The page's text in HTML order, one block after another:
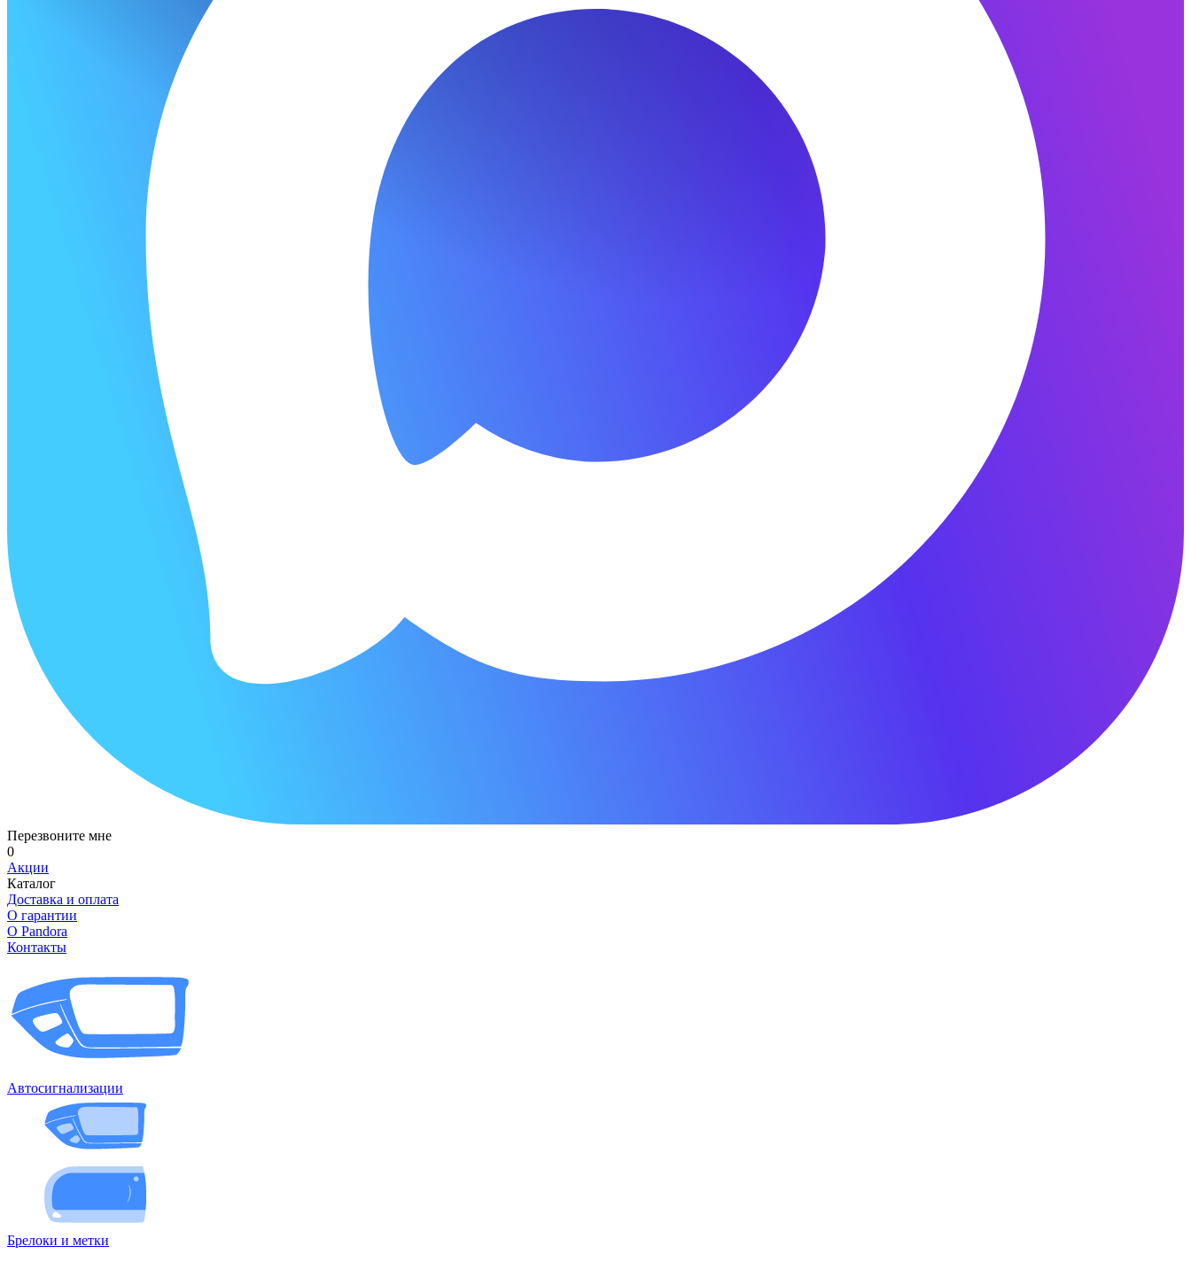
Перезвоните мне
0
Акции
Каталог
Доставка и оплата
О гарантии
О Pandora
Контакты
Автосигнализации
Брелоки и метки